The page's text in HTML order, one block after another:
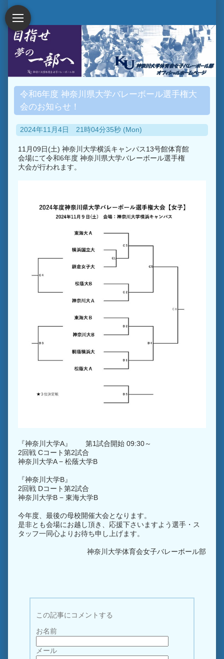
令和6年度 神奈川県大学バレーボール選手権大
会のお知らせ！
2024年11月4日 21時04分35秒 (Mon)
11月09日(土) 神奈川大学横浜キャンパス13号館体育館
会場にて令和6年度 神奈川県大学バレーボール選手権
大会が行われます。
『神奈川大学A』 第1試合開始 09:30～
2回戦 Cコート第2試合
神奈川大学A − 松蔭大学B
『神奈川大学B』
2回戦 Dコート第2試合
神奈川大学B − 東海大学B
今年度、最後の母校開催大会となります。
是非とも会場にお越し頂き、応援下さいますよう選手・ス
タッフ一同心よりお待ち申し上げます。
神奈川大学体育会女子バレーボール部
この記事にコメントする
お名前
メール